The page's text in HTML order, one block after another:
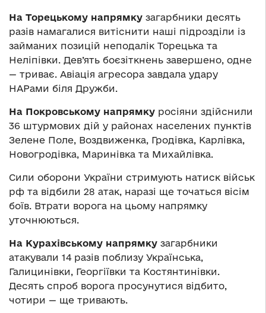
На Торецькому напрямку загарбники десять
разів намагалися витіснити наші підрозділи із
займаних позицій неподалік Торецька та
Неліпівки. Дев’ять боєзіткнень завершено, одне
— триває. Авіація агресора завдала удару
НАРами біля Дружби.
На Покровському напрямку росіяни здійснили
36 штурмових дій у районах населених пунктів
Зелене Поле, Воздвиженка, Гродівка, Карлівка,
Новогродівка, Маринівка та Михайлівка.
Сили оборони України стримують натиск військ
рф та відбили 28 атак, наразі ще точаться вісім
боїв. Втрати ворога на цьому напрямку
уточнюються.
На Курахівському напрямку загарбники
атакували 14 разів поблизу Українська,
Галицинівки, Георгіївки та Костянтинівки.
Десять спроб ворога просунутися відбито,
чотири — ще тривають.